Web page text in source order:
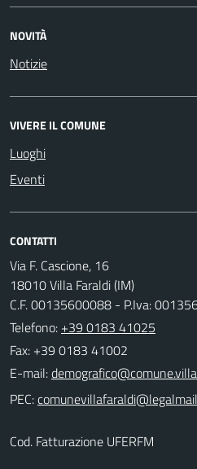
NOVITÀ
Notizie
VIVERE IL COMUNE
Luoghi
Eventi
CONTATTI
Via F. Cascione, 16
18010 Villa Faraldi (IM)
C.F. 00135600088 - P.Iva:
Telefono: +39 0183 41025
Fax: +39 0183 41002
E-mail:
PEC:
Cod. Fatturazione UFERFM